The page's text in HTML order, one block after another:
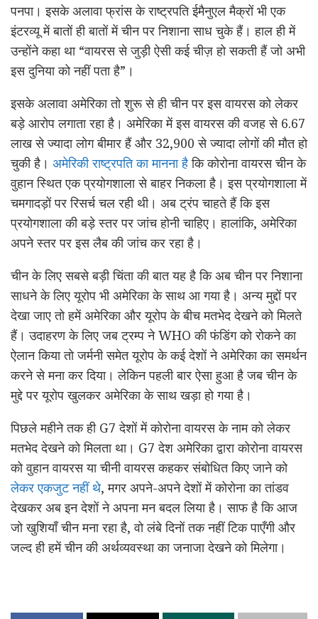
पनपा। इसके अलावा फ्रांस के राष्ट्रपति ईमैनुएल मैक्रों भी एक
इंटरव्यू में बातों ही बातों में चीन पर निशाना साध चुके हैं। हाल ही में
उन्होंने कहा था “वायरस से जुड़ी ऐसी कई चीज़ हो सकती हैं जो अभी
इस दुनिया को नहीं पता है”।
इसके अलावा अमेरिका तो शुरू से ही चीन पर इस वायरस को लेकर
बड़े आरोप लगाता रहा है। अमेरिका में इस वायरस की वजह से 6.67
लाख से ज्यादा लोग बीमार हैं और 32,900 से ज्यादा लोगों की मौत हो
चुकी है। अमेरिकी राष्ट्रपति का मानना हैकि कोरोना वायरस चीन के
वुहान स्थित एक प्रयोगशाला से बाहर निकला है। इस प्रयोगशाला में
चमगादड़ों पर रिसर्च चल रही थी। अब ट्रंप चाहते हैं कि इस
प्रयोगशाला की बड़े स्तर पर जांच होनी चाहिए। हालांकि, अमेरिका
अपने स्तर पर इस लैब की जांच कर रहा है।
चीन के लिए सबसे बड़ी चिंता की बात यह है कि अब चीन पर निशाना
साधने के लिए यूरोप भी अमेरिका के साथ आ गया है। अन्य मुद्दों पर
देखा जाए तो हमें अमेरिका और यूरोप के बीच मतभेद देखने को मिलते
हैं। उदाहरण के लिए जब ट्रम्प ने WHO की फंडिंग को रोकने का
ऐलान किया तो जर्मनी समेत यूरोप के कई देशों ने अमेरिका का समर्थन
करने से मना कर दिया। लेकिन पहली बार ऐसा हुआ है जब चीन के
मुद्दे पर यूरोप खुलकर अमेरिका के साथ खड़ा हो गया है।
पिछले महीने तक ही G7 देशों में कोरोना वायरस के नाम को लेकर
मतभेद देखने को मिलता था। G7 देश अमेरिका द्वारा कोरोना वायरस
को वुहान वायरस या चीनी वायरस कहकर संबोधित किए जाने को
लेकर एकजुट नहीं थे, मगर अपने-अपने देशों में कोरोना का तांडव
देखकर अब इन देशों ने अपना मन बदल लिया है। साफ है कि आज
जो खुशियाँ चीन मना रहा है, वो लंबे दिनों तक नहीं टिक पाएँगी और
जल्द ही हमें चीन की अर्थव्यवस्था का जनाजा देखने को मिलेगा।